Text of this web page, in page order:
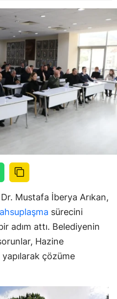
Mustafa İberya Arıkan,
sürecini
adım attı. Belediyenin
Hazine
yapılarak çözüme